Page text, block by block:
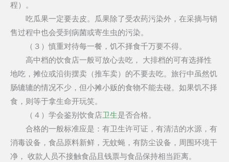
程）。
吃瓜果一定要去皮。瓜果除了受农药污染外，在采摘与销
售过程中也会受到病菌或寄生虫的污染。
（３）慎重对待每一餐，饥不择食千万要不得。
高中档的饮食店一般可放心去吃， 大排档的可有选择性
地吃，摊位或沿街摆卖（推车卖）的不要去吃。旅行中虽然饥
肠辘辘的情况不少，但小摊小贩的食物不能去碰。如果饥不择
食，则等于拿生命开玩笑。
（４）学会鉴别饮食店卫生是否合格。
合格的一般标准应是：有卫生许可证，有清洁的水源，有
消毒设备，食品原料新鲜，无蚊蝇，有防尘设备，周围环境干
净， 收款人员不接触食品且钱票与食品保持相当距离。